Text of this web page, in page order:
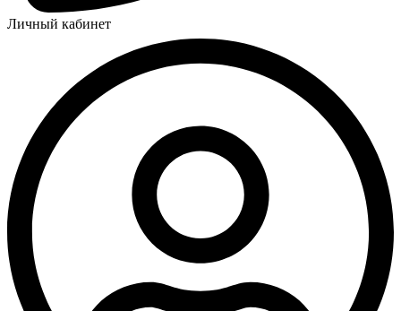
Личный кабинет